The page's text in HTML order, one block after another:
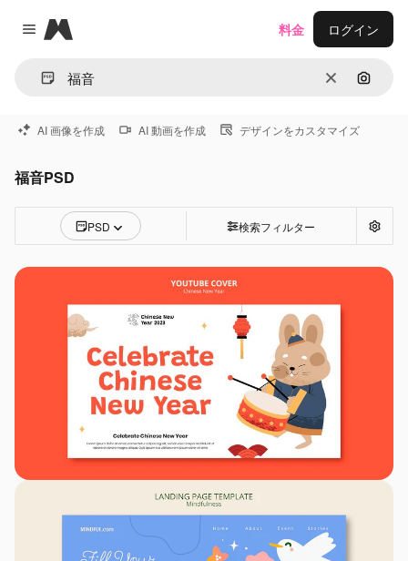
Close menu
Magnific
消去 画像で
料金 ログイン
AI 画像を作成 AI 動画を作成 デザインをカスタマイズ
福音PSD
PSD 検索フィルター